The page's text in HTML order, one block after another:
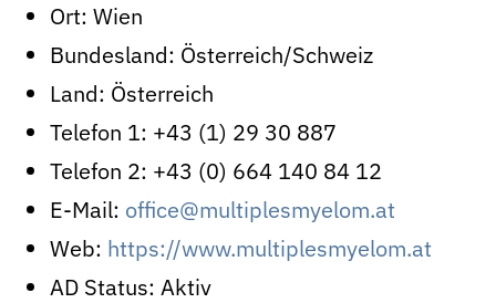
Ort: Wien
Bundesland: Österreich/Schweiz
Land: Österreich
Telefon 1: +43 (1) 29 30 887
Telefon 2: +43 (0) 664 140 84 12
E-Mail: office@multiplesmyelom.at
Web: https://www.multiplesmyelom.at
AD Status: Aktiv